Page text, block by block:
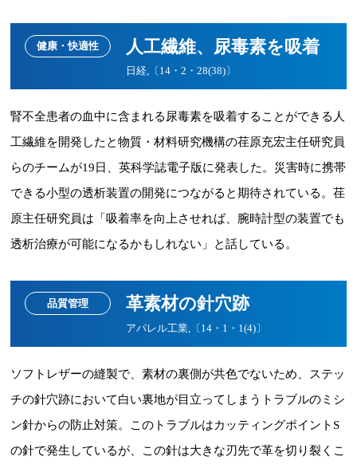
健康・快適性 人工繊維、尿毒素を吸着
日経,〔14・2・28(38)〕
腎不全患者の血中に含まれる尿毒素を吸着することができる人
工繊維を開発したと物質・材料研究機構の荏原充宏主任研究員
らのチームが19日、英科学誌電子版に発表した。災害時に携帯
できる小型の透析装置の開発につながると期待されている。荏
原主任研究員は「吸着率を向上させれば、腕時計型の装置でも
透析治療が可能になるかもしれない」と話している。
品質管理 革素材の針穴跡
アパレル工業,〔14・1・1(4)〕
ソフトレザーの縫製で、素材の裏側が共色でないため、ステッ
チの針穴跡において白い裏地が目立ってしまうトラブルのミシ
ン針からの防止対策。このトラブルはカッティングポイントS
の針で発生しているが、この針は大きな刃先で革を切り裂くこ